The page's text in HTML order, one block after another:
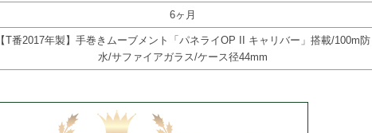
6ヶ月
【T番2017年製】手巻きムーブメント「パネライOP II キャリバー」搭載/100m防
水/サファイアガラス/ケース径44mm